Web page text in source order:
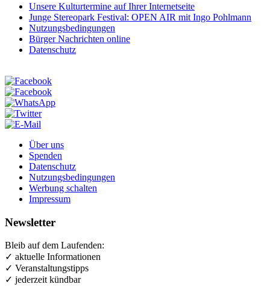
Unsere Kulturtermine auf Ihrer Internetseite
Junge Stereopark Festival: OPEN AIR mit Ingo Pohlmann
Nutzungsbedingungen
Bürger Nachrichten online
Datenschutz
Über uns
Spenden
Datenschutz
Nutzungsbedingungen
Werbung schalten
Impressum
Newsletter
Bleib auf dem Laufenden:
✓ aktuelle Informationen
✓ Veranstaltungstipps
✓ jederzeit kündbar